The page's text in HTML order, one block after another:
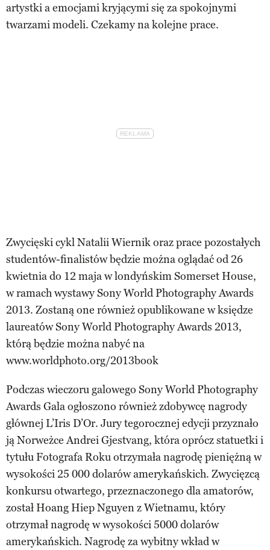
artystki a emocjami kryjącymi się za spokojnymi
twarzami modeli. Czekamy na kolejne prace.
Zwycięski cykl Natalii Wiernik oraz prace pozostałych
studentów-finalistów będzie można oglądać od 26
kwietnia do 12 maja w londyńskim Somerset House,
w ramach wystawy Sony World Photography Awards
2013. Zostaną one również opublikowane w księdze
laureatów Sony World Photography Awards 2013,
którą będzie można nabyć na
www.worldphoto.org/2013book
Podczas wieczoru galowego Sony World Photography
Awards Gala ogłoszono również zdobywcę nagrody
głównej L’Iris D’Or. Jury tegorocznej edycji przyznało
ją Norweżce Andrei Gjestvang, która oprócz statuetki i
tytułu Fotografa Roku otrzymała nagrodę pieniężną w
wysokości 25 000 dolarów amerykańskich. Zwycięzcą
konkursu otwartego, przeznaczonego dla amatorów,
został Hoang Hiep Nguyen z Wietnamu, który
otrzymał nagrodę w wysokości 5000 dolarów
amerykańskich. Nagrodę za wybitny wkład w